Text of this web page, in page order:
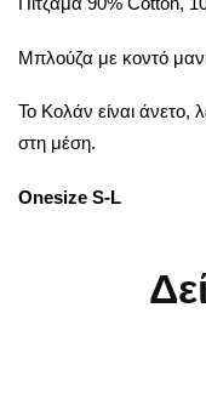
Μπλούζα με κοντό
Το Κολάν είναι άνετο,
στη μέση.
Onesize S-L